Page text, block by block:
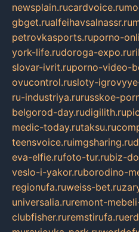
newsplain.rucardvoice.ru
gbget.rualfeihavsalnassr.ru
petrovkasports.ruporno-
york-life.rudoroga-expo.ru
slovar-ivrit.ruporno-video-
ovucontrol.rusloty-
ru-industriya.rurusskoe-
belgorod-day.rudigilith.ru
medic-today.rutaksu.ru
teensvoice.ruimgsharing.ru
eva-elfie.rufoto-tur.rubiz-
veslo-i-yakor.ruborodino-
regionufa.ruweiss-bet.ru
universalia.ruremont-
clubfisher.ruremstirufa.ru